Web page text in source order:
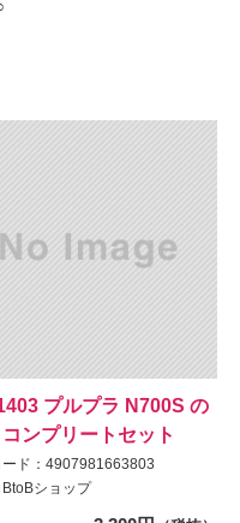
プルプラ N700S の
ンプリートセット
ード：4907981663803
BtoBショップ